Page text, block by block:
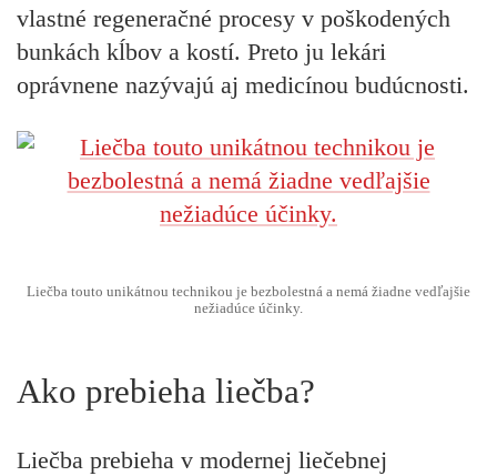
vlastné regeneračné procesy v poškodených
bunkách kĺbov a kostí. Preto ju lekári
oprávnene nazývajú aj medicínou budúcnosti.
Liečba touto unikátnou technikou je bezbolestná a nemá žiadne vedľajšie
nežiadúce účinky.
Ako prebieha liečba?
Liečba prebieha v modernej liečebnej